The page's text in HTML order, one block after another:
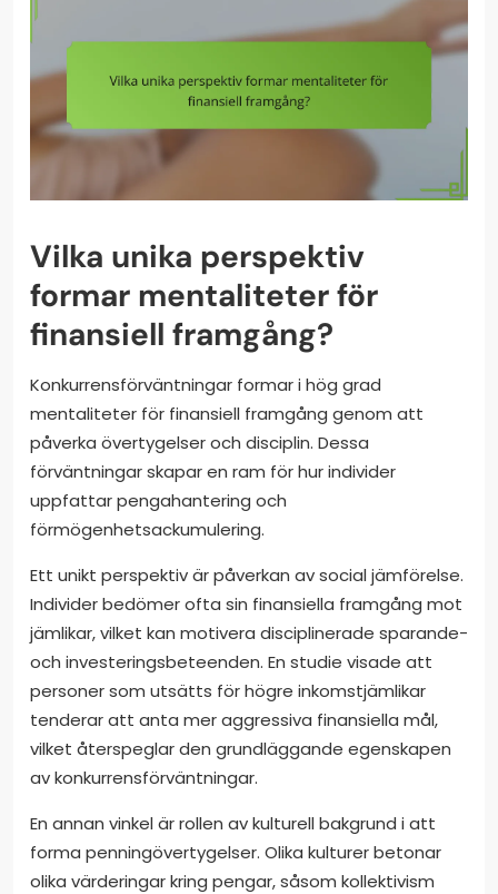
Vilka unika perspektiv
formar mentaliteter för
finansiell framgång?
Konkurrensförväntningar formar i hög grad
mentaliteter för finansiell framgång genom att
påverka övertygelser och disciplin. Dessa
förväntningar skapar en ram för hur individer
uppfattar pengahantering och
förmögenhetsackumulering.
Ett unikt perspektiv är påverkan av social jämförelse.
Individer bedömer ofta sin finansiella framgång mot
jämlikar, vilket kan motivera disciplinerade sparande-
och investeringsbeteenden. En studie visade att
personer som utsätts för högre inkomstjämlikar
tenderar att anta mer aggressiva finansiella mål,
vilket återspeglar den grundläggande egenskapen
av konkurrensförväntningar.
En annan vinkel är rollen av kulturell bakgrund i att
forma penningövertygelser. Olika kulturer betonar
olika värderingar kring pengar, såsom kollektivism